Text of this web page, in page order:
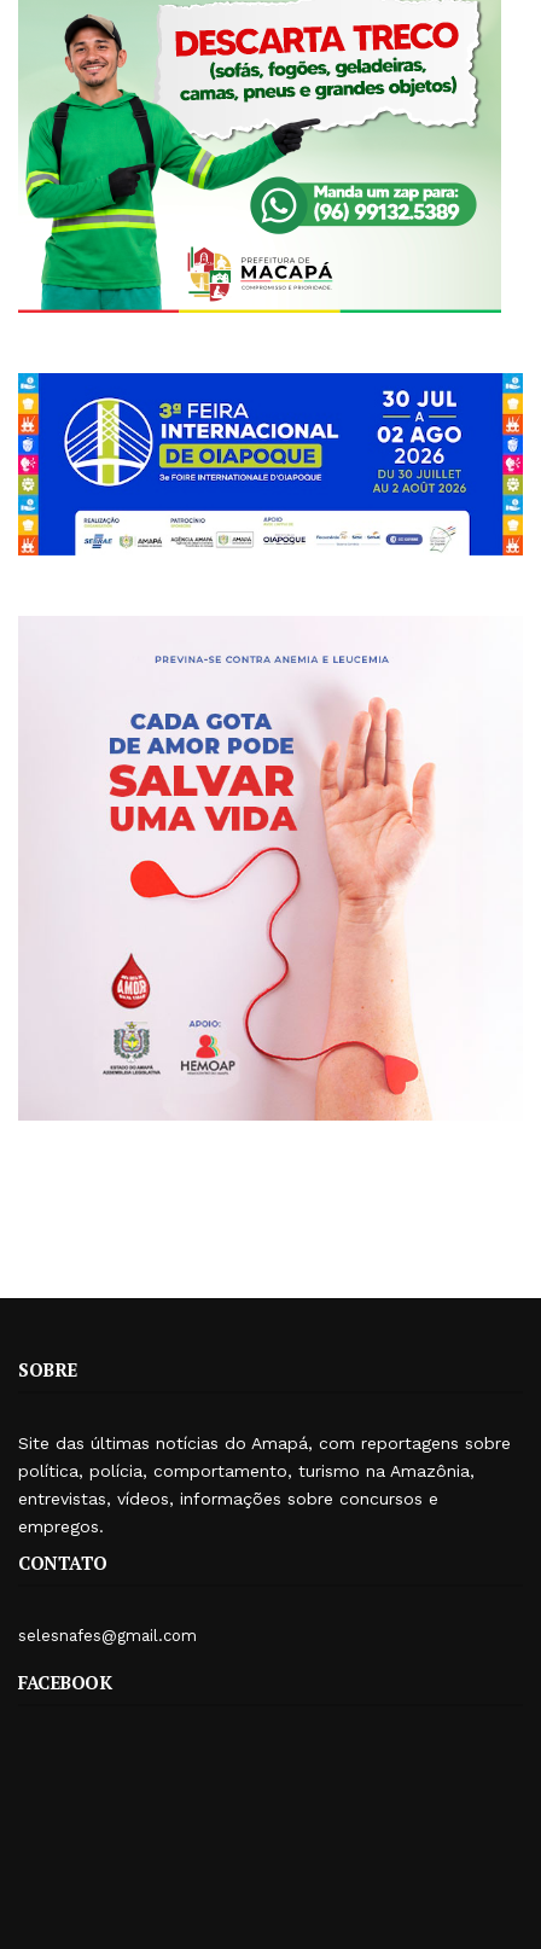
SOBRE
Site das últimas notícias do Amapá, com reportagens sobre
política, polícia, comportamento, turismo na Amazônia,
entrevistas, vídeos, informações sobre concursos e
empregos.
CONTATO
selesnafes@gmail.com
FACEBOOK